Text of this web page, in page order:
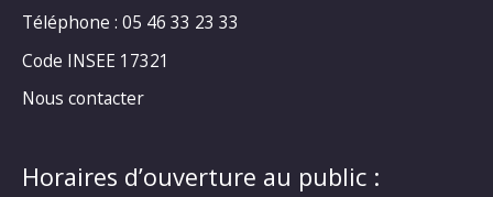
Téléphone : 05 46 33 23 33
Code INSEE 17321
Nous contacter
Horaires d’ouverture au public :